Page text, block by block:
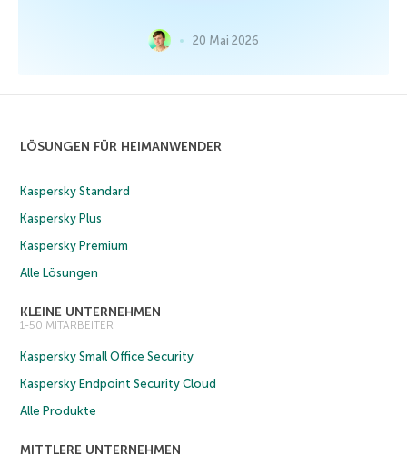
20 Mai 2026
LÖSUNGEN FÜR HEIMANWENDER
Kaspersky Standard
Kaspersky Plus
Kaspersky Premium
Alle Lösungen
KLEINE UNTERNEHMEN
1-50 MITARBEITER
Kaspersky Small Office Security
Kaspersky Endpoint Security Cloud
Alle Produkte
MITTLERE UNTERNEHMEN